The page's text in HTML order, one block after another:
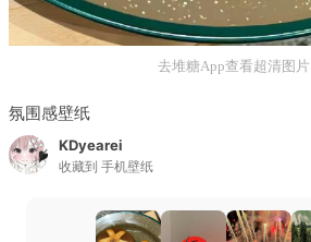
去堆糖App查看超清图片
氛围感壁纸
KDyearei
收藏到 手机壁纸